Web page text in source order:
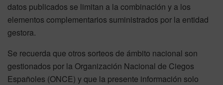
datos publicados se limitan a la combinación y a los
elementos complementarios suministrados por la entidad
gestora.
Se recuerda que otros sorteos de ámbito nacional son
gestionados por la Organización Nacional de Ciegos
Españoles (ONCE) y que la presente información solo